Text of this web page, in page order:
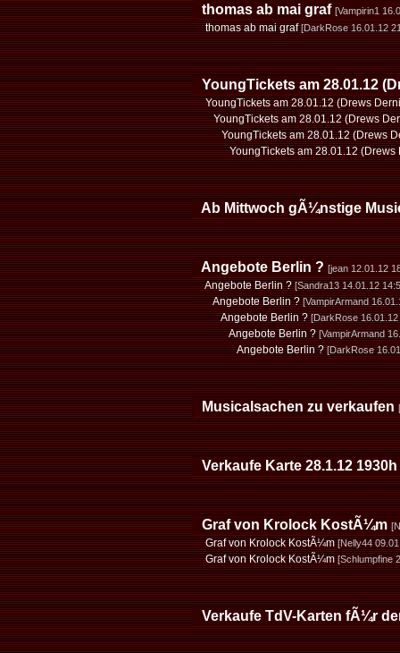
thomas ab mai graf [Vampirin1
thomas ab mai graf[DarkRose 16.01.12
YoungTickets am 28.01.12
YoungTickets am 28.01.12 (Drews
YoungTickets am 28.01.12 (Drews
YoungTickets am 28.01.12 (Drews
YoungTickets am 28.01.12 (Drews
Ab Mittwoch gÃ¼nstige
Angebote Berlin ? [jean 12.01.12
Angebote Berlin ? [Sandra13 14.01.12
Angebote Berlin ? [VampirArmand
Angebote Berlin ? [DarkRose 16.01.12
Angebote Berlin ? [VampirArmand
Angebote Berlin ? [DarkRose
Musicalsachen zu verkaufen
Verkaufe Karte 28.1.12 1930h
Graf von Krolock KostÃ¼m
Graf von Krolock KostÃ¼m [Nelly44
Graf von Krolock KostÃ¼m [Schlumpfine
Verkaufe TdV-Karten fÃ¼r